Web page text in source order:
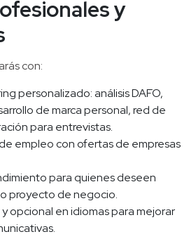
y
con:
personalizado: análisis DAFO,
de marca personal, red de
para entrevistas.
empleo con ofertas de empresas
para quienes deseen
proyecto de negocio.
opcional en idiomas para mejorar